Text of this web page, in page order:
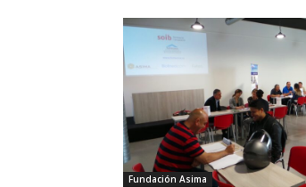
Fundación Asima